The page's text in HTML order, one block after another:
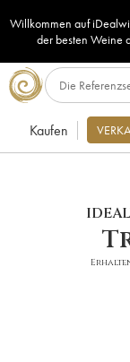
Willkommen auf
der besten Weine
Kaufen